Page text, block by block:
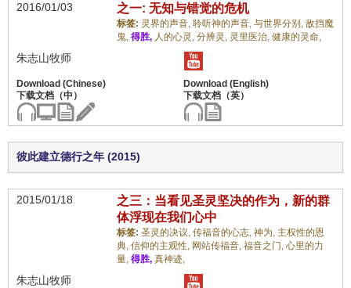
2016/01/03 之一: 无知与错觉的危机
标签: 灵界的声音, 聆听神的声音, 与世界分别, 敌挡魔
鬼, 得胜, 人的心灵, 分辨灵, 灵里医治, 健康的灵命,
朱志山牧师
彼此建立德行之年 (2015)
2015/01/18
之三：当看见圣灵坚决的作为，新的群
体浮现在我们心中
标签: 圣灵的决议, 传福音的心志, 神为, 主权性的恩
典, 信仰的主观性, 网站传福音, 福音之门, 心里的力
量, 得胜, 真神迹,
朱志山牧师